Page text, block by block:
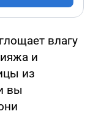
влагу
и
из
вы